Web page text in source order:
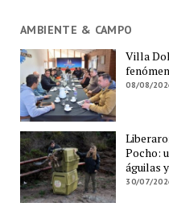
AMBIENTE & CAMPO
Villa
08/08/
Pocho:
águilas
30/07/